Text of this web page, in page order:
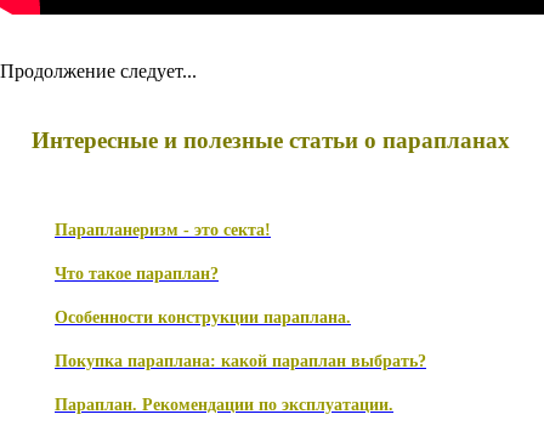
Продолжение следует...
Интересные и полезные статьи о парапланах
Парапланеризм - это секта!
Что такое параплан?
Особенности конструкции параплана.
Покупка параплана: какой параплан выбрать?
Параплан. Рекомендации по эксплуатации.